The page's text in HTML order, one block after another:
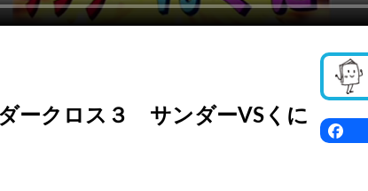
ークロス３ サンダーVSくに